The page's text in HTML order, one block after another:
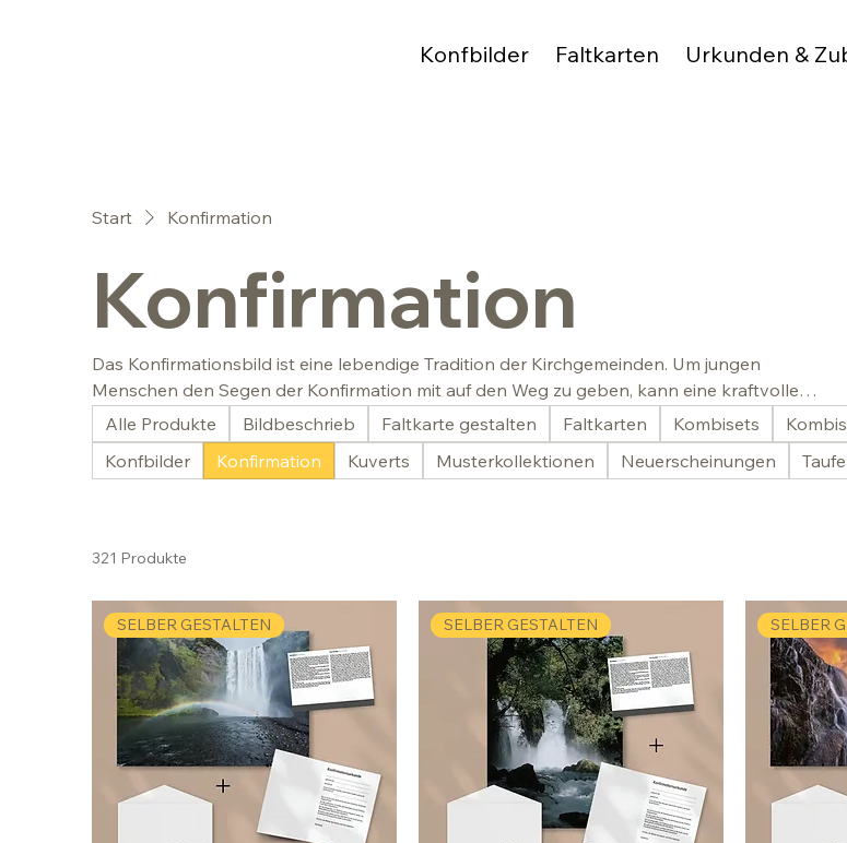
Konfbilder Faltkarten Urkunden &
Start Konfirmation
Konfirmation
Das Konfirmationsbild ist eine lebendige Tradition der Kirchgemeinden. Um jungen
Menschen den Segen der Konfirmation mit auf den Weg zu geben, kann eine kraftvolle
Bildwelt mit echter Aussagekraft helfen.
Alle Produkte Bildbeschrieb Faltkarte gestalten Faltkarten Kombisets
Konfbilder
Konfirmation Kuverts Musterkollektionen Neuerscheinungen Taufe
321 Produkte
SELBER GESTALTEN SELBER GESTALTEN SELBER